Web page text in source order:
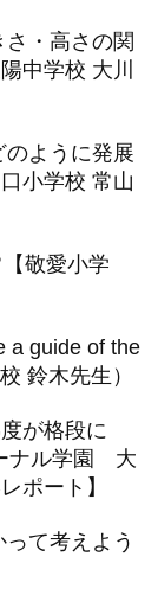
さ・高さの関
中学校 大川
のように発展
小学校 常山
敬愛小学
a guide of the
鈴木先生）
が格段に
ナル学園 大
ポート】
って考えよう